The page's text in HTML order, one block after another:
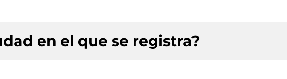
en el que se registra?